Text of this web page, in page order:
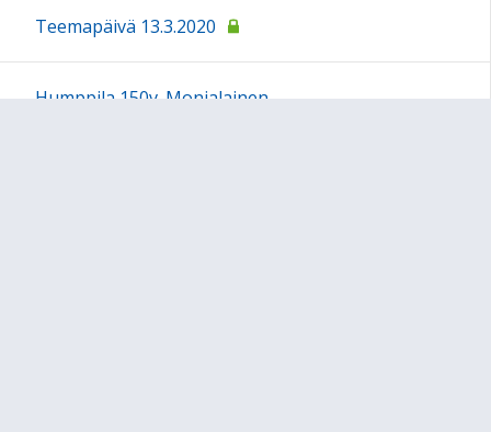
Teemapäivä 13.3.2020
Humppila 150v. Monialainen